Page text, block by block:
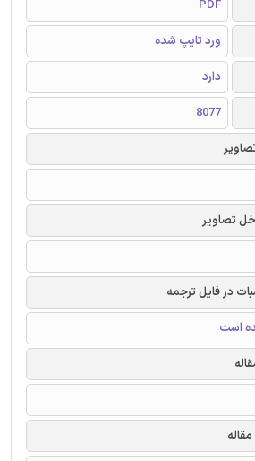
PDF
ورد تایپ شده
دارد
8077
تصاویر
در فایل ترجمه
است